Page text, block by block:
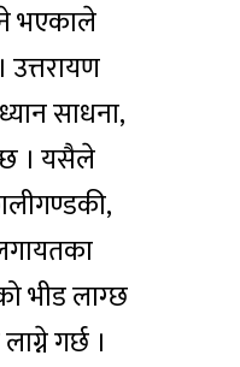
भएकाले
उत्तरायण
साधना,
। यसैले
भीड लाग्छ
गर्छ ।